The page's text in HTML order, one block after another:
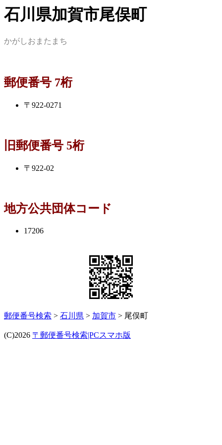
石川県加賀市尾俣町
かがしおまたまち
郵便番号 7桁
〒922-0271
旧郵便番号 5桁
〒922-02
地方公共団体コード
17206
郵便番号検索 > 石川県 > 加賀市 > 尾俣町
(C)2026 〒郵便番号検索|PCスマホ版